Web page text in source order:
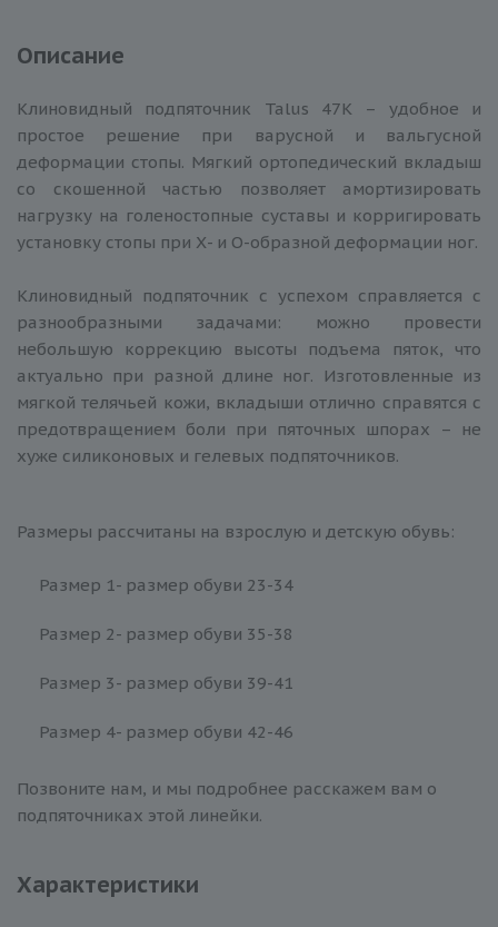
Описание
Клиновидный подпяточник Talus 47К – удобное и
простое решение при варусной и вальгусной
деформации стопы. Мягкий ортопедический вкладыш
со скошенной частью позволяет амортизировать
нагрузку на голеностопные суставы и корригировать
установку стопы при Х- и О-образной деформации ног.
Клиновидный подпяточник с успехом справляется с
разнообразными задачами: можно провести
небольшую коррекцию высоты подъема пяток, что
актуально при разной длине ног. Изготовленные из
мягкой телячьей кожи, вкладыши отлично справятся с
предотвращением боли при пяточных шпорах – не
хуже силиконовых и гелевых подпяточников.
Размеры рассчитаны на взрослую и детскую обувь:
Размер 1- размер обуви 23-34
Размер 2- размер обуви 35-38
Размер 3- размер обуви 39-41
Размер 4- размер обуви 42-46
Позвоните нам, и мы подробнее расскажем вам о
подпяточниках этой линейки.
Характеристики